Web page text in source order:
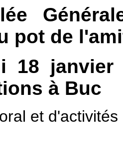
pot de
18
à Buc
et d'activités